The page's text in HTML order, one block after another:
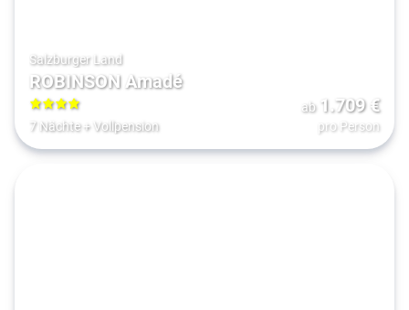
Salzburger Land
ROBINSON Amadé
4
7 Nächte+ Vollpension
ab 1.709€
pro Person